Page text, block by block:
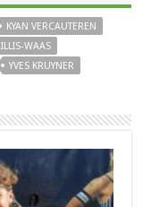
KYAN VERCAUTEREN
WAAS
YVES KRUYNER